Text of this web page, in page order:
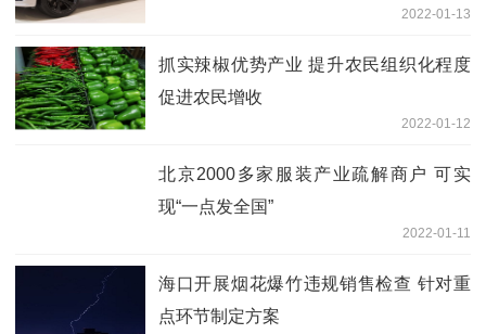
2022-01-13
抓实辣椒优势产业 提升农民组织化程度
促进农民增收
2022-01-12
北京2000多家服装产业疏解商户 可实
现“一点发全国”
2022-01-11
海口开展烟花爆竹违规销售检查 针对重
点环节制定方案